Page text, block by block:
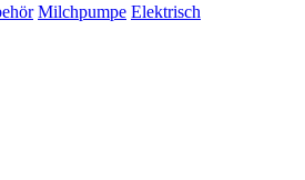
Milchpumpe Elektrisch